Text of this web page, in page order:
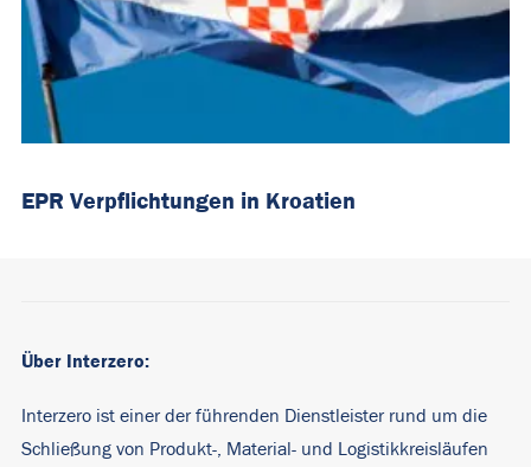
EPR Verpflichtungen in Kroatien
Über Interzero:
Interzero ist einer der führenden Dienstleister rund um die
Schließung von Produkt-, Material- und Logistikkreisläufen